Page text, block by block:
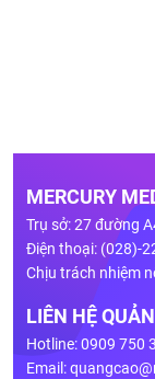
MERCURY
Trụ sở: 27 đường
Điện thoại: (028)-
Chịu trách nhiệm
LIÊN HỆ
Hotline: 0909 750
Email: